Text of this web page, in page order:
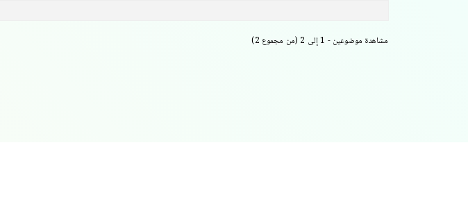
مشاهدة موضوعين - 1 إلى 2 (من مجموع 2)